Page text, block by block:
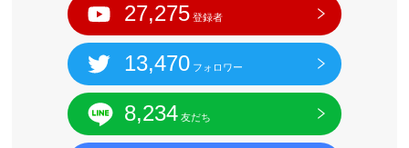
27,275 登録者
13,470 フォロワー
8,234 友だち